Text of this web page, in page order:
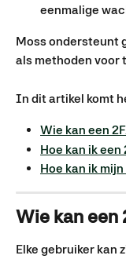
eenmalige
Moss ondersteunt
als methoden
In dit artikel komt
Wie kan een
Hoe kan ik
Hoe kan ik
Wie kan een
Elke gebruiker kan